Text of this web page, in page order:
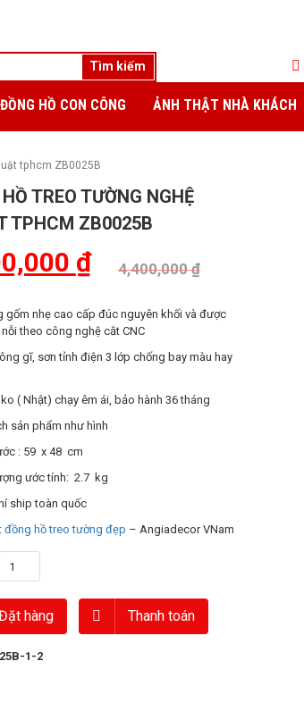
ĐỒNG HỒ CON CÔNG ẢNH THẬT NHÀ KHÁCH
tphcm ZB0025B
TREO TƯỜNG NGHỆ
TPHCM ZB0025B
4,400,000₫
₫
nhẹ cao cấp đúc nguyên khối và được
theo công nghệ cắt CNC
gĩ, sơn tỉnh điện 3 lớp chống bay màu hay
( Nhật) chạy êm ái, bảo hành 36 tháng
sản phẩm như hình
: 59 x 48 cm
ước tính: 2.7 kg
ship toàn quốc
đồng hồ treo tường đẹp – Angiadecor VNam
hàng Thanh toán
1-2